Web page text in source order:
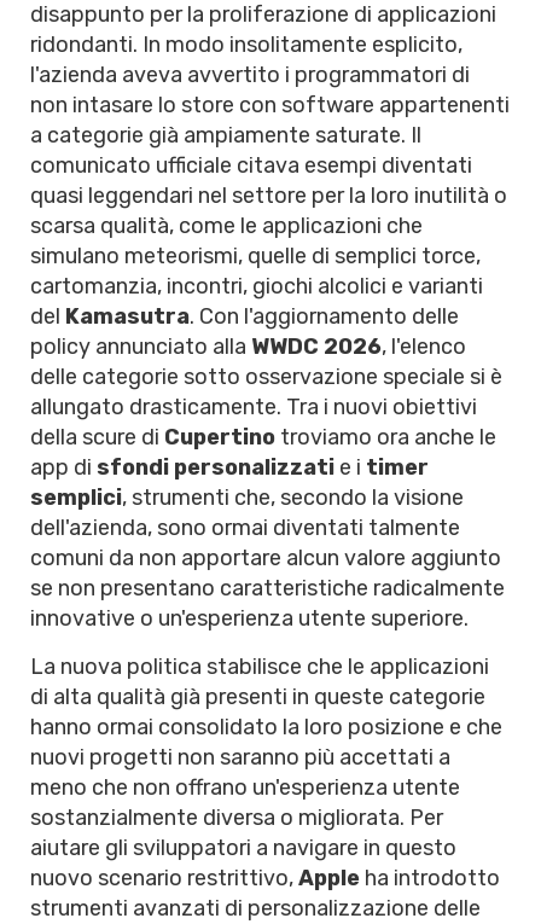
disappunto per la proliferazione di applicazioni
ridondanti. In modo insolitamente esplicito,
l'azienda aveva avvertito i programmatori di
non intasare lo store con software appartenenti
a categorie già ampiamente saturate. Il
comunicato ufficiale citava esempi diventati
quasi leggendari nel settore per la loro inutilità o
scarsa qualità, come le applicazioni che
simulano meteorismi, quelle di semplici torce,
cartomanzia, incontri, giochi alcolici e varianti
del Kamasutra. Con l'aggiornamento delle
policy annunciato alla WWDC 2026, l'elenco
delle categorie sotto osservazione speciale si è
allungato drasticamente. Tra i nuovi obiettivi
della scure di Cupertino troviamo ora anche le
app di sfondi personalizzati e i timer
semplici, strumenti che, secondo la visione
dell'azienda, sono ormai diventati talmente
comuni da non apportare alcun valore aggiunto
se non presentano caratteristiche radicalmente
innovative o un'esperienza utente superiore.
La nuova politica stabilisce che le applicazioni
di alta qualità già presenti in queste categorie
hanno ormai consolidato la loro posizione e che
nuovi progetti non saranno più accettati a
meno che non offrano un'esperienza utente
sostanzialmente diversa o migliorata. Per
aiutare gli sviluppatori a navigare in questo
nuovo scenario restrittivo,Apple ha introdotto
strumenti avanzati di personalizzazione delle